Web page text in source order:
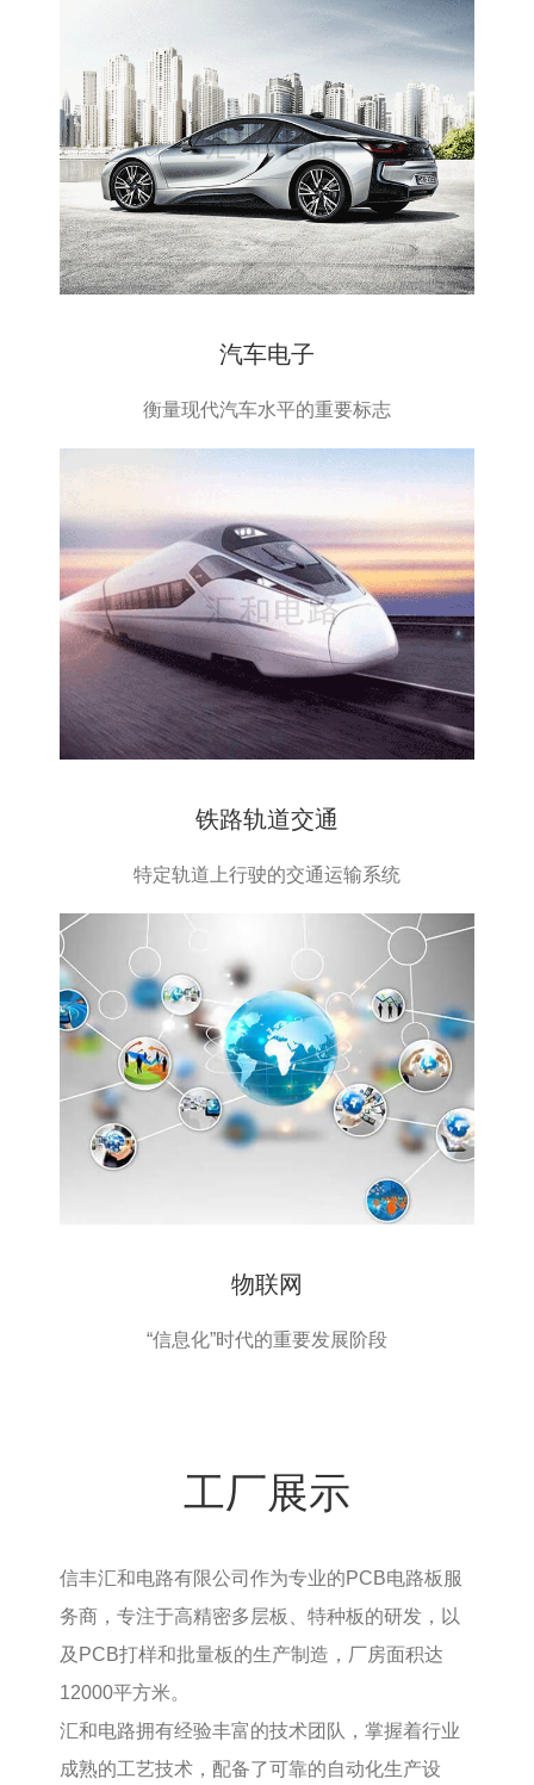
汽车电子
衡量现代汽车水平的重要标志
铁路轨道交通
特定轨道上行驶的交通运输系统
物联网
“信息化”时代的重要发展阶段
工厂展示
信丰汇和电路有限公司作为专业的PCB电路板服
务商，专注于高精密多层板、特种板的研发，以
及PCB打样和批量板的生产制造，厂房面积达
12000平方米。
汇和电路拥有经验丰富的技术团队，掌握着行业
成熟的工艺技术，配备了可靠的自动化生产设